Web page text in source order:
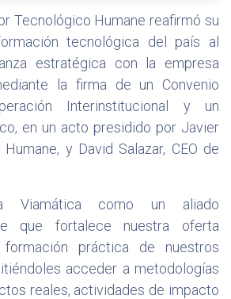
Tecnológico Humane reafirmó su
tecnológica del país al
estratégica con la empresa
la firma de un Convenio
Interinstitucional y un
en un acto presidido por Javier
y David Salazar, CEO de
a Viamática como un aliado
que fortalece nuestra oferta
práctica de nuestros
acceder a metodologías
reales, actividades de impacto